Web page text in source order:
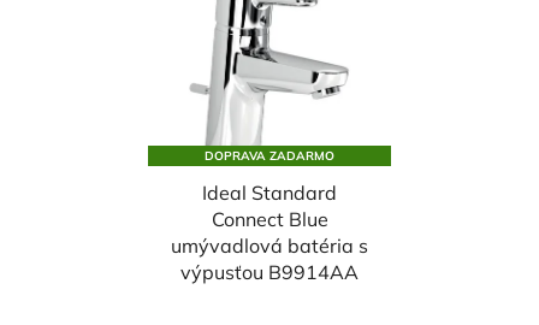
DOPRAVA ZADARMO
Ideal Standard
Connect Blue
umývadlová batéria s
výpusťou B9914AA